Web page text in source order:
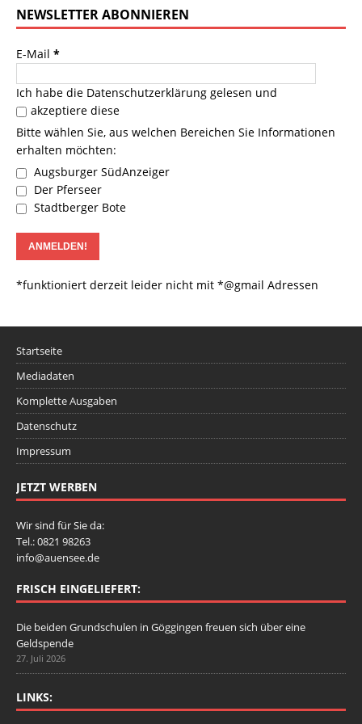
NEWSLETTER ABONNIEREN
E-Mail *
Ich habe die Datenschutzerklärung gelesen und
akzeptiere diese
Bitte wählen Sie, aus welchen Bereichen Sie Informationen
erhalten möchten:
Augsburger SüdAnzeiger
Der Pferseer
Stadtberger Bote
*funktioniert derzeit leider nicht mit *@gmail Adressen
Startseite
Mediadaten
Komplette Ausgaben
Datenschutz
Impressum
JETZT WERBEN
Wir sind für Sie da:
Tel.: 0821 98263
info@auensee.de
FRISCH EINGELIEFERT:
Die beiden Grundschulen in Göggingen freuen sich über eine
Geldspende
27. Juli 2026
LINKS: